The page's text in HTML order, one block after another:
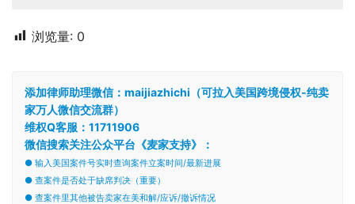
浏览量: 0
添加律师助理微信：maijiazhichi（可拉入美国跨境侵权-纯卖
家万人微信交流群）
维权Q客服：11711906
微信搜索关注公众平台《麦家支持》：
● 输入美国案件号实时查询案件立案时间/最新进展
● 查案件是否处于缺席判决（重要）
● 查案件里其他被告卖家在美和解/应诉/撤诉情况